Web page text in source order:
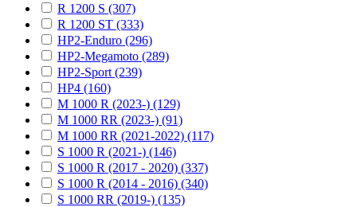
R 1200 S (307)
R 1200 ST (333)
HP2-Enduro (296)
HP2-Megamoto (289)
HP2-Sport (239)
HP4 (160)
M 1000 R (2023-) (129)
M 1000 RR (2023-) (91)
M 1000 RR (2021-2022) (117)
S 1000 R (2021-) (146)
S 1000 R (2017 - 2020) (337)
S 1000 R (2014 - 2016) (340)
S 1000 RR (2019-) (135)